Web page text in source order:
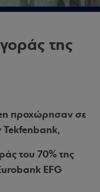
της
προχώρησαν σε
Tekfenbank,
του 70% της
EFG